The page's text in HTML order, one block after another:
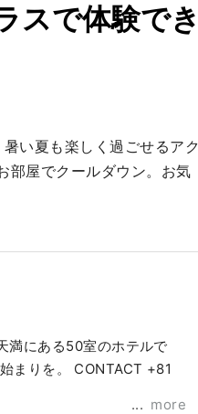
スで体験でき
い夏も楽しく過ごせるアク
部屋でクールダウン。お気
にある50室のホテルで
+81
more